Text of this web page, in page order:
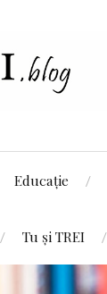
Educație
Tu și TREI